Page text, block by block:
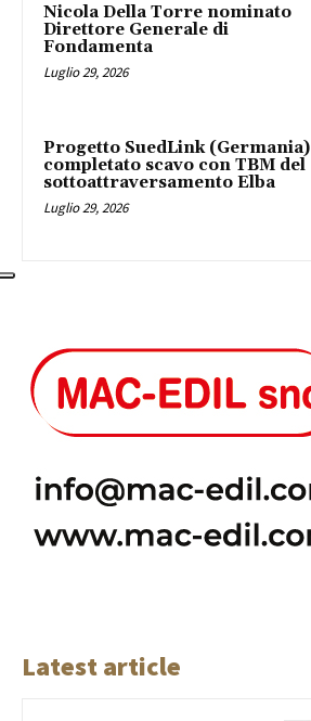
Nicola Della Torre nominato
Direttore Generale di
Fondamenta
Luglio 29, 2026
Progetto SuedLink (Germania)
completato scavo con TBM del
sottoattraversamento Elba
Luglio 29, 2026
Latest article